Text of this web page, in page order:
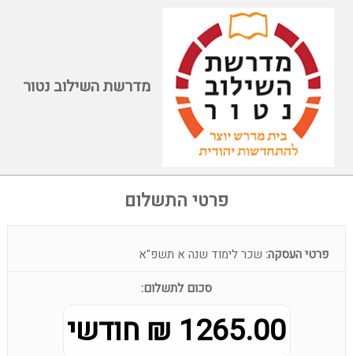
מדרשת השילוב נטור
פרטי התשלום
פרטי העסקה: שכר לימוד שנה א תשפ"א
סכום לתשלום:
1265.00 ₪ חודשי